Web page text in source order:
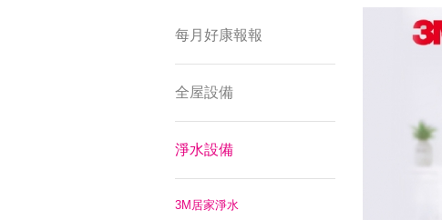
每月好康報報
全屋設備
淨水設備
3M居家淨水